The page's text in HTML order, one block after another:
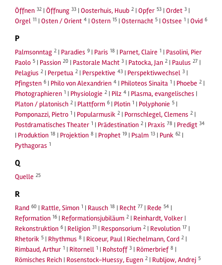
Öffnen 32 |Öffnung 33 |Oosterhuis, Huub 2 |Opfer 53 |Ordet 3 |
Orgel 11 |Osten / Orient 4 |Ostern 15 |Osternacht 5 |Ostsee 1 |Ovid 6
P
Palmsonntag 2 | Paradies 9 | Paris 18 | Parnet, Claire 1 | Pasolini, Pier
Paolo 5 | Passion 20 | Pastorale Macht 3 | Patocka, Jan 2 | Paulus 27 |
Pelagius 2 | Perpetua 2 | Perspektive 43 | Perspektivwechsel 3 |
Pfingsten 6 | Philo von Alexandrien 4 | Philoteos Sinaita 1 | Phoebe 2 |
Photographieren 1 | Physiologie 2 | Pilz 4 | Plasma, evangelisches |
Platon / platonisch 2 | Plattform 6 | Plotin 1 | Polyphonie 5 |
Pomponazzi, Pietro 1 | Popularmusik 2 | Pornschlegel, Clemens 2 |
Postdramatisches Theater 1 | Prädestination 2 | Praxis 78 | Predigt 34
| Produktion 18 | Projektion 8 | Prophet 19 | Psalm 13 | Punk 62 |
Pythagoras 1
Q
Quelle 25
R
Rand 60 | Rattle, Simon 1 | Rausch 18 | Recht 77 | Rede 54 |
Reformation 16 | Reformationsjubiläum 2 | Reinhardt, Volker |
Rekonstruktion 6 | Religion 31 | Responsorium 2 | Revolution 17 |
Rhetorik 5 | Rhythmus 8 | Ricoeur, Paul | Riechelmann, Cord 2 |
Rimbaud, Arthur 1 | Ritornell 1 | Rohstoff 3 | Römerbrief 8 |
Römisches Reich | Rosenstock-Huessy, Eugen 2 | Rubljow, Andrej 5